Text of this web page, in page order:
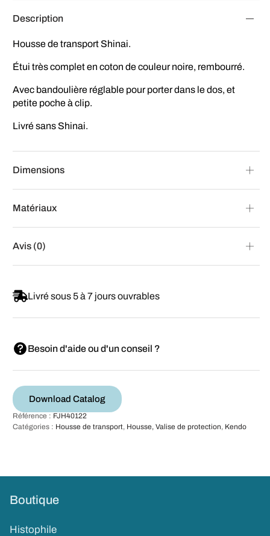
Description
Housse de transport Shinai.
Étui très complet en coton de couleur noire, rembourré.
Avec bandoulière réglable pour porter dans le dos, et
petite poche à clip.
Livré sans Shinai.
Dimensions
Matériaux
Avis (0)
Livré sous 5 à 7 jours ouvrables
Besoin d'aide ou d'un conseil ?
Download Catalog
Référence : FJH40122
Catégories : Housse de transport, Housse, Valise de protection, Kendo
Boutique
Histophile